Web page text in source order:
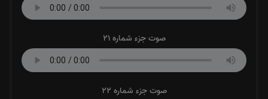
صوت جزء شماره 21
صوت جزء شماره 22